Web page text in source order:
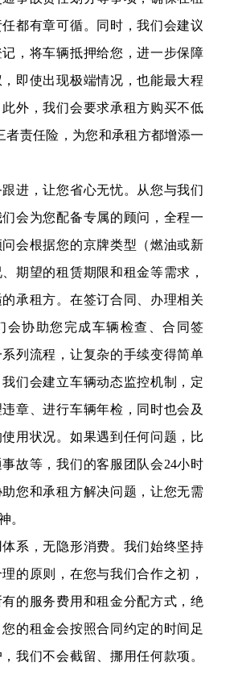
都有章可循。同时，我们会建议
，将车辆抵押给您，进一步保障
即使出现极端情况，也能最大程
外，我们会要求承租方购买不低
者责任险，为您和承租方都增添一
进，让您省心无忧。从您与我们
会为您配备专属的顾问，全程一
会根据您的京牌类型（燃油或新
期望的租赁期限和租金等需求，
承租方。在签订合同、办理相关
会协助您完成车辆检查、合同签
列流程，让复杂的手续变得简单
们会建立车辆动态监控机制，定
章、进行车辆年检，同时也会及
用状况。如果遇到任何问题，比
故等，我们的客服团队会24小时
您和承租方解决问题，让您无需
。
系，无隐形消费。我们始终坚持
的原则，在您与我们合作之初，
的服务费用和租金分配方式，绝
的租金会按照合同约定的时间足
我们不会截留、挪用任何款项。